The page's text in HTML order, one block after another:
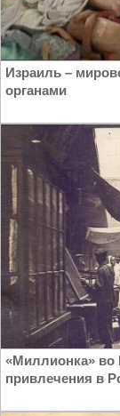
Израиль –
органами
«Миллионка» во
привлечения в